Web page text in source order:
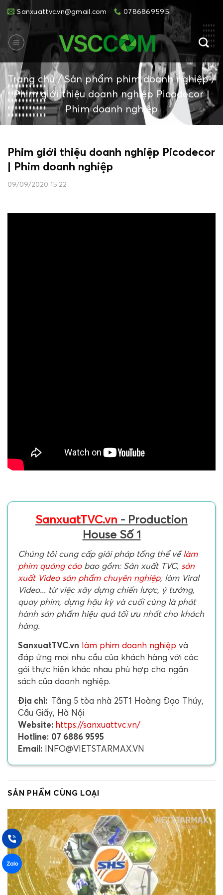
content
Sanxuattvc.vn@gmail.com 0786869595
Trang chủ/Sản phẩm phim doanh nghiệp/
Phim giới thiệu doanh nghiệp Picodecor |
Phim doanh nghiệp
Phim giới thiệu doanh nghiệp Picodecor
| Phim doanh nghiệp
09/09/2020 15:22
SanxuatTVC.vn - Production
House Số 1
Chúng tôi cung cấp giải pháp tổng thể vềlàm
phim quảng cáobao gồm: Sản xuất TVC, sản
xuất Video sản phẩm chuyên nghiệp, làm Viral
Video... từ việc xây dựng chiến lược, ý tưởng,
quay phim, dựng hậu kỳ và cuối cùng là phát
hành sản phẩm hiệu quả tối ưu nhất cho khách
hàng.
SanxuatTVC.vn làm phim doanh nghiệp và
đáp ứng mọi nhu cầu của khách hàng với các
gói thực hiện khác nhau phù hợp cho ngân
sách của doanh nghiệp.
Địa chỉ: Tầng 5 tòa nhà 25T1 Hoàng Đạo Thúy,
Cầu Giấy, Hà Nội
Website: https://sanxuattvc.vn/
Hotline: 07 6886 9595
Email: INFO@VIETSTARMAX.VN
SẢN PHẨM CÙNG LOẠI